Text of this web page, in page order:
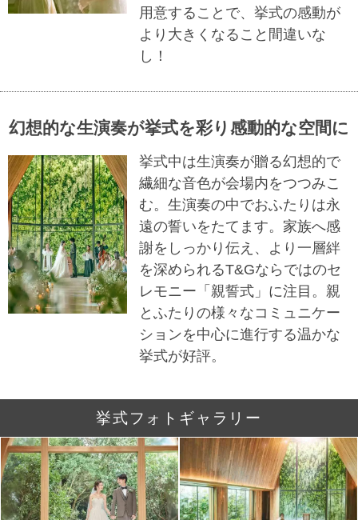
用意することで、挙式の感動が
より大きくなること間違いな
し！
幻想的な生演奏が挙式を彩り感動的な空間に
挙式中は生演奏が贈る幻想的で
繊細な音色が会場内をつつみこ
む。生演奏の中でおふたりは永
遠の誓いをたてます。家族へ感
謝をしっかり伝え、より一層絆
を深められるT&Gならではのセ
レモニー「親誓式」に注目。親
とふたりの様々なコミュニケー
ションを中心に進行する温かな
挙式が好評。
挙式フォトギャラリー